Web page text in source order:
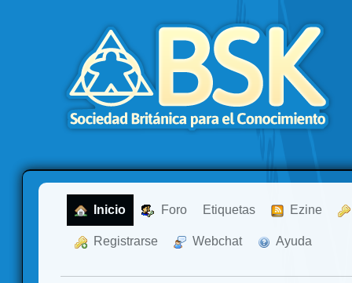
Inicio Foro Etiquetas Ezine
Registrarse Webchat Ayuda